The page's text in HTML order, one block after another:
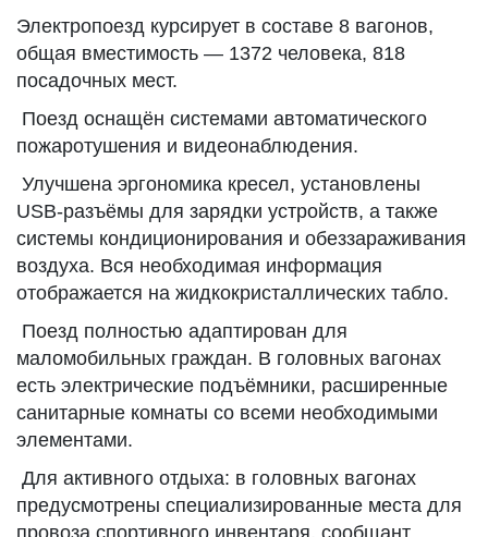
Электропоезд курсирует в составе 8 вагонов,
общая вместимость — 1372 человека, 818
посадочных мест.
Поезд оснащён системами автоматического
пожаротушения и видеонаблюдения.
Улучшена эргономика кресел, установлены
USB-разъёмы для зарядки устройств, а также
системы кондиционирования и обеззараживания
воздуха. Вся необходимая информация
отображается на жидкокристаллических табло.
Поезд полностью адаптирован для
маломобильных граждан. В головных вагонах
есть электрические подъёмники, расширенные
санитарные комнаты со всеми необходимыми
элементами.
Для активного отдыха: в головных вагонах
предусмотрены специализированные места для
провоза спортивного инвентаря, сообщант